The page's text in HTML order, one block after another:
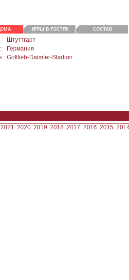
ИГРЫ В ГОСТЯХ СОСТАВ
Штуттгарт
Германия
: Gottlieb-Daimler-Stadion
2021 2020 2019 2018 2017 2016 2015